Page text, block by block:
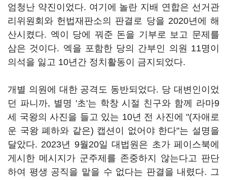
엄청난 약진이었다. 여기에 놀란 지배 연합은 선거관
리위원회와 헌법재판소의 판결로 당을 2020년에 해
산시켰다. 엑이 당에 꿔준 돈을 기부로 보고 문제를
삼은 것이다. 엑을 포함한 당의 간부인 의원 11명이
의석을 잃고 10년간 정치활동이 금지되었다.
개별 의원에 대한 공격도 동반되었다. 당 대변인이었
던 파니까, 별명 '초'는 학창 시절 친구와 함께 라마9
세 국왕의 사진을 들고 있는 10년 전 사진에 "(자애로
운 국왕 폐하와 같은) 캡션이 없어야 한다"는 설명을
달았다. 2023년 9월20일 대법원은 초가 페이스북에
게시한 메시지가 군주제를 존중하지 않는다고 판단
하여 평생 공직을 맡을 수 없다는 판결을 내렸다. 그